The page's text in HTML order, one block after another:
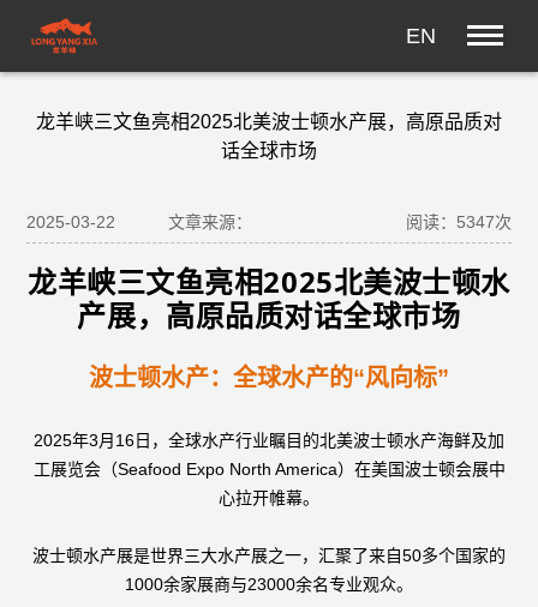
EN
龙羊峡三文鱼亮相2025北美波士顿水产展，高原品质对
话全球市场
2025-03-22 文章来源： 阅读：5347次
龙羊峡三文鱼亮相2025北美波士顿水
产展，高原品质对话全球市场
波士顿水产：全球水产的“风向标”
2025年3月16日，全球水产行业瞩目的北美波士顿水产海鲜及加
工展览会（Seafood Expo North America）在美国波士顿会展中
心拉开帷幕。
波士顿水产展是世界三大水产展之一，汇聚了来自50多个国家的
1000余家展商与23000余名专业观众。